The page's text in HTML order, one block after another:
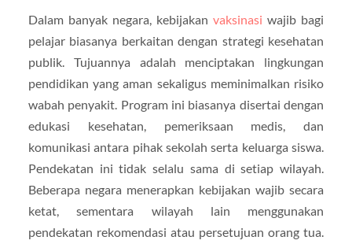
Dalam banyak negara, kebijakanvaksinasi wajib bagi
pelajar biasanya berkaitan dengan strategi kesehatan
publik. Tujuannya adalah menciptakan lingkungan
pendidikan yang aman sekaligus meminimalkan risiko
wabah penyakit. Program ini biasanya disertai dengan
edukasi kesehatan, pemeriksaan medis, dan
komunikasi antara pihak sekolah serta keluarga siswa.
Pendekatan ini tidak selalu sama di setiap wilayah.
Beberapa negara menerapkan kebijakan wajib secara
ketat, sementara wilayah lain menggunakan
pendekatan rekomendasi atau persetujuan orang tua.